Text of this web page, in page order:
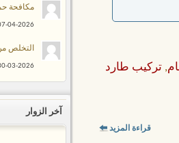
, تركيب طارد
قراءة المزيد
مكافحة
04-2026
التخلص
03-2026
آخر الزوار